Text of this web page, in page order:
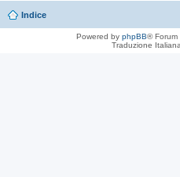
Indice
Powered by phpBB® Forum
Traduzione Italiana